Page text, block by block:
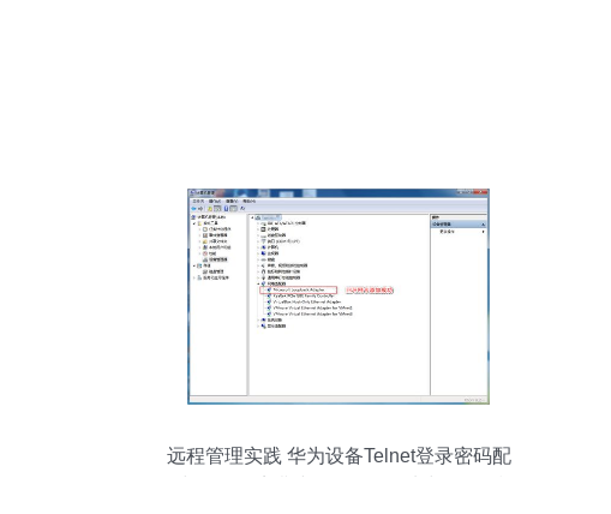
远程管理实践 华为设备Telnet登录密码配